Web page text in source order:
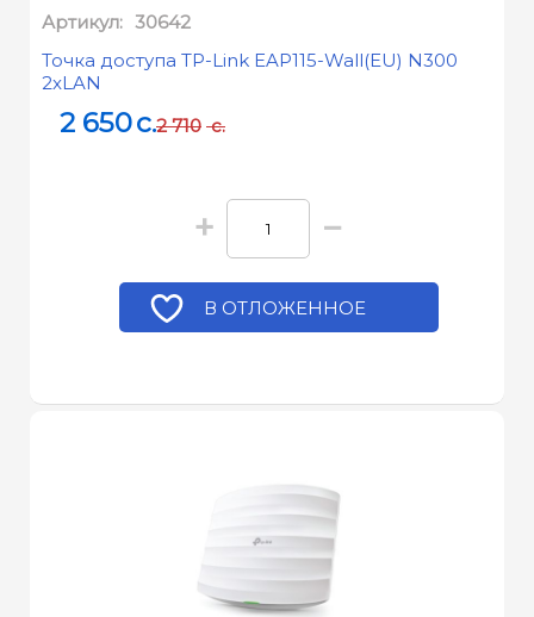
Артикул: 30642
Точка доступа TP-Link EAP115-Wall(EU) N300
2xLAN
2 650c.2 710 c.
+ −
В ОТЛОЖЕННОЕ